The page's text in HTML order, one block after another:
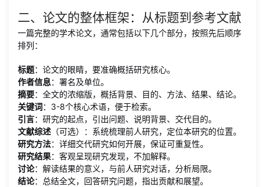
二、论文的整体框架：从标题到参考文献
一篇完整的学术论文，通常包括以下几个部分，按照先后顺序
排列：
标题：论文的眼睛，要准确概括研究核心。
作者信息：署名及单位。
摘要：全文的浓缩版，概括背景、目的、方法、结果、结论。
关键词：3-8个核心术语，便于检索。
引言：研究的起点，引出问题、说明背景、交代目的。
文献综述 （可选）：系统梳理前人研究，定位本研究的位置。
研究方法：详细交代研究如何开展，保证可重复性。
研究结果：客观呈现研究发现，不加解释。
讨论：解读结果的意义，与前人研究对话，分析局限。
结论：总结全文，回答研究问题，指出贡献和展望。